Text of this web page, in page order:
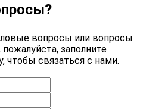
вопросы или вопросы
пожалуйста, заполните
связаться с нами.